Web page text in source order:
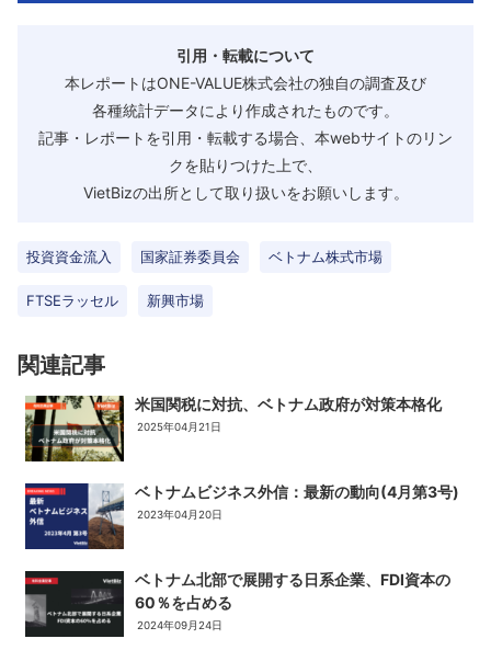
引用・転載について
本レポートはONE-VALUE株式会社の独自の調査及び
各種統計データにより作成されたものです。
記事・レポートを引用・転載する場合、本webサイトのリン
クを貼りつけた上で、
VietBizの出所として取り扱いをお願いします。
投資資金流入 国家証券委員会 ベトナム株式市場
FTSEラッセル 新興市場
関連記事
米国関税に対抗、ベトナム政府が対策本格化
2025年04月21日
ベトナムビジネス外信：最新の動向(4月第3号)
2023年04月20日
ベトナム北部で展開する日系企業、FDI資本の
60％を占める
2024年09月24日